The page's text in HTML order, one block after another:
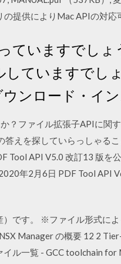
提供によりMac APIの対応
ていますでし
ていますでし
ンロード・イ
ファイル拡張子APIに関
えを探していらっしゃる
Tool API V5.0 改訂13 版を
年2月6日 PDF Tool API
です。 ※ファイル形式に
Manager の概要 12 2
ル一覧 - GCC toolchain